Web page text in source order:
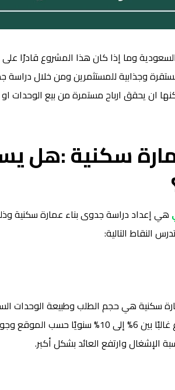
بناء عمارة 5 أدوار في السعودية وما إذا كان هذا
وجذابية للمستثمرين ومن خلال دراسة
ان يحقق ارباح مستمرة من بيع الوحدات او
سكنية :هل
هي إعداد دراسة جدوى بناء عمارة سكنية
النقاط التالية:
سكنية هي حجم الطلب وطبيعة الوحدات
وتوضح ايضاً ان العائد الاستثماري هذا المشروع غالبًا
الإشغال وارتفع العائد بشكل أكبر.